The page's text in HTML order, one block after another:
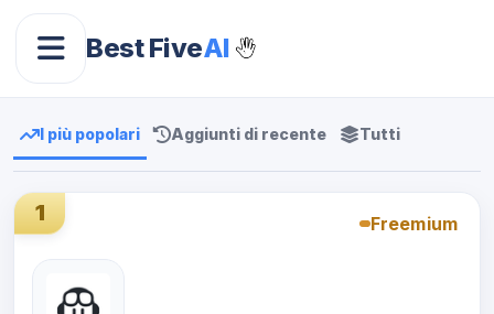
Best FiveAI
I più popolari Aggiunti di recente Tutti
1 Freemium